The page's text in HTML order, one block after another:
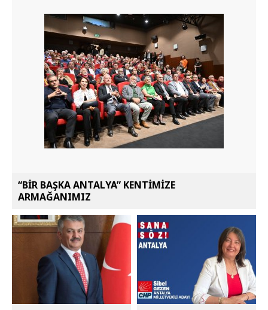
“BİR BAŞKA ANTALYA” KENTİMİZE
ARMAĞANIMIZ